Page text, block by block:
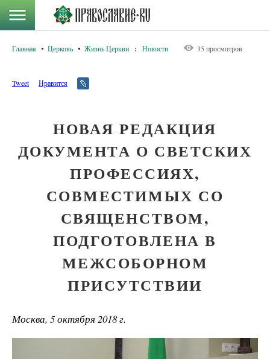
Главная Церковь Жизнь Церкви : Новости 35 просмотров
Tweet Нравится
НОВАЯ РЕДАКЦИЯ
ДОКУМЕНТА О СВЕТСКИХ
ПРОФЕССИЯХ,
СОВМЕСТИМЫХ СО
СВЯЩЕНСТВОМ,
ПОДГОТОВЛЕНА В
МЕЖСОБОРНОМ
ПРИСУТСТВИИ
Москва, 5 октября 2018 г.